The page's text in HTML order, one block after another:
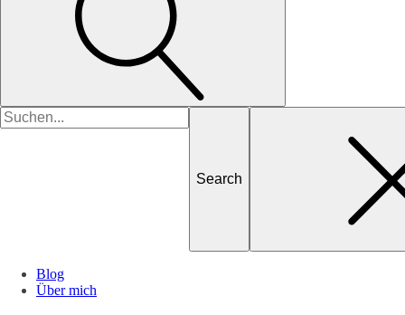
Search
for
Blog
Über mich